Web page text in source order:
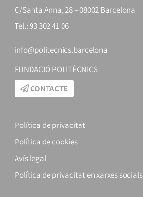
C/Santa Anna, 28 – 08002 Barcelona
Tel.: 93 302 41 06
info@politecnics.barcelona
FUNDACIÓ POLITÈCNICS
CONTACTE
Política de privacitat
Política de cookies
Avís legal
Política de privacitat en xarxes socials